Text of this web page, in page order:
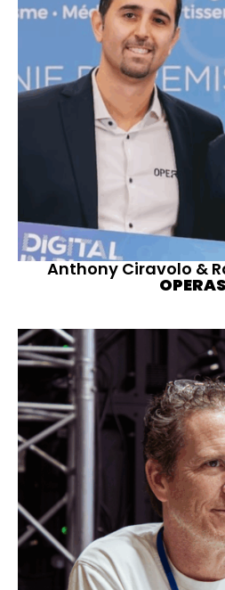
Anthony Ciravolo &